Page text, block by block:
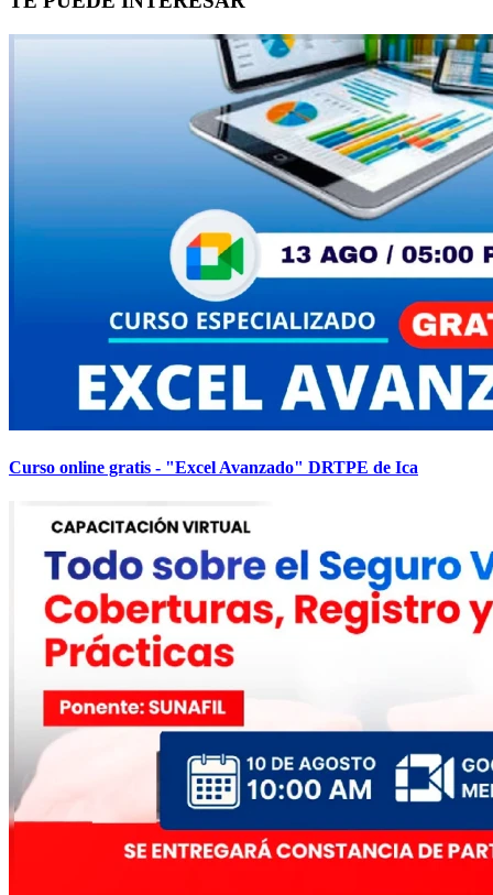
Curso online gratis - "Excel Avanzado" DRTPE de Ica